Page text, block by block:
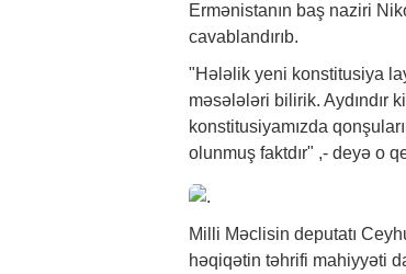
Ermənistanın baş naziri
cavablandırıb.
"Hələlik yeni konstitusiya
məsələləri bilirik. Aydındır
konstitusiyamızda
olunmuş faktdır" ,- deyə o
Milli Məclisin deputatı
həqiqətin təhrifi mahiyyəti